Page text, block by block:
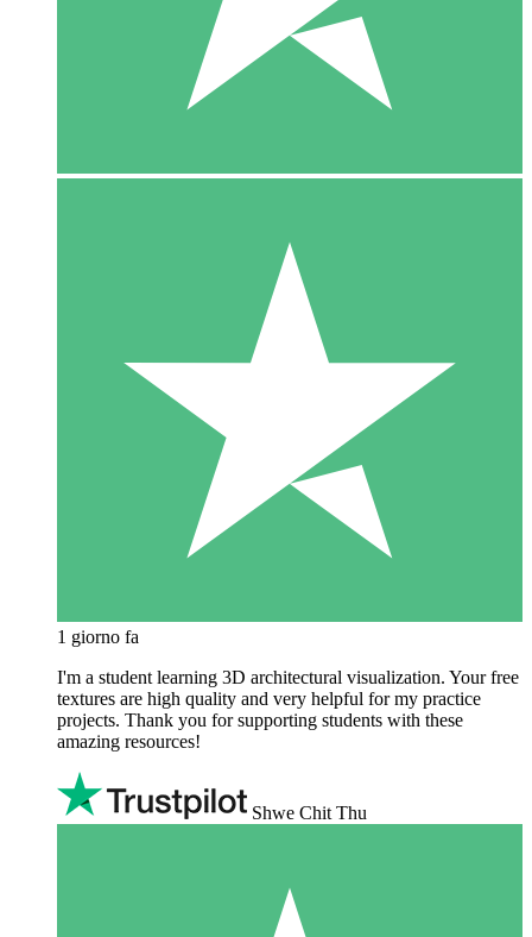
1 giorno fa
I'm a student learning 3D architectural visualization. Your free
textures are high quality and very helpful for my practice
projects. Thank you for supporting students with these
amazing resources!
Shwe Chit Thu